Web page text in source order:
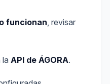
funcionan, revisar
la API de ÁGORA.